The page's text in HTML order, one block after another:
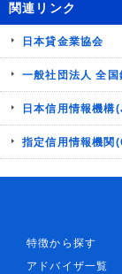
関連リンク
日本貸金業協会
一般社団法人 全国
日本信用情報機構
指定信用情報機関
特徴から探す
アドバイザ一覧